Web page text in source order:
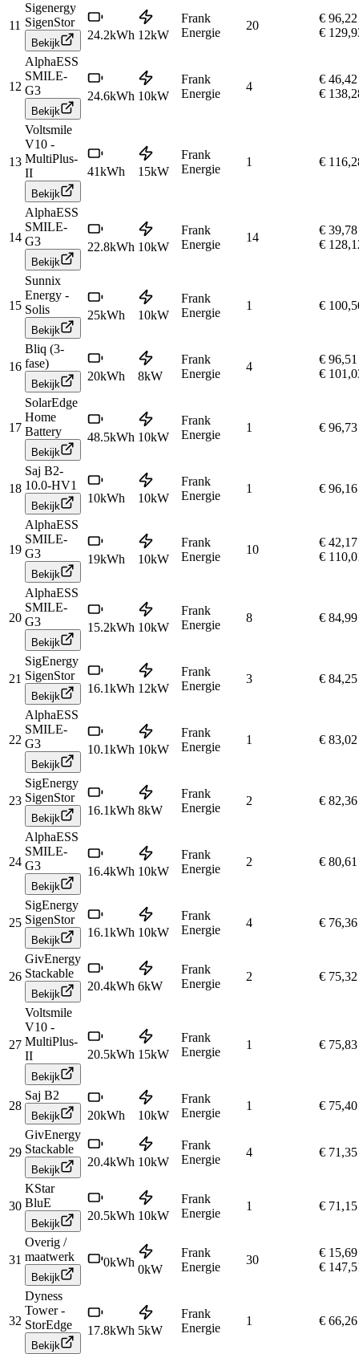
11
Sigenergy
SigenStor
Bekijk
24.2kWh 12kW
Frank
Energie
20
€ 96,22
€
12
AlphaESS
SMILE-
G3
Bekijk
24.6kWh 10kW
Frank
Energie
4
€ 46,42
€
13
Voltsmile
V10 -
MultiPlus-
II
Bekijk
41kWh 15kW
Frank
Energie
1 €
14
AlphaESS
SMILE-
G3
Bekijk
22.8kWh 10kW
Frank
Energie
14
€ 39,78
€
15
Sunnix
Energy -
Solis
Bekijk
25kWh 10kW
Frank
Energie
1 €
16
Bliq (3-
fase)
Bekijk
20kWh 8kW
Frank
Energie
4
€ 96,51
€
17
SolarEdge
Home
Battery
Bekijk
48.5kWh 10kW
Frank
Energie
1 € 96,73
18
Saj B2-
10.0-HV1
Bekijk
10kWh 10kW
Frank
Energie
1 € 96,16
19
AlphaESS
SMILE-
G3
Bekijk
19kWh 10kW
Frank
Energie
10
€ 42,17
€
20
AlphaESS
SMILE-
G3
Bekijk
15.2kWh 10kW
Frank
Energie
8 € 84,99
21
SigEnergy
SigenStor
Bekijk
16.1kWh 12kW
Frank
Energie
3 € 84,25
22
AlphaESS
SMILE-
G3
Bekijk
10.1kWh 10kW
Frank
Energie
1 € 83,02
23
SigEnergy
SigenStor
Bekijk
16.1kWh 8kW
Frank
Energie
2 € 82,36
24
AlphaESS
SMILE-
G3
Bekijk
16.4kWh 10kW
Frank
Energie
2 € 80,61
25
SigEnergy
SigenStor
Bekijk
16.1kWh 10kW
Frank
Energie
4 € 76,36
26
GivEnergy
Stackable
Bekijk
20.4kWh 6kW
Frank
Energie
2 € 75,32
27
Voltsmile
V10 -
MultiPlus-
II
Bekijk
20.5kWh 15kW
Frank
Energie
1 € 75,83
28
Saj B2
Bekijk 20kWh 10kW
Frank
Energie
1 € 75,40
29
GivEnergy
Stackable
Bekijk
20.4kWh 10kW
Frank
Energie
4 € 71,35
30
KStar
BluE
Bekijk
20.5kWh 10kW
Frank
Energie
1 € 71,15
31
Overig /
maatwerk
Bekijk
0kWh
0kW
Frank
Energie
30
€ 15,69
€
32
Dyness
Tower -
StorEdge
Bekijk
17.8kWh 5kW
Frank
Energie
1 € 66,26